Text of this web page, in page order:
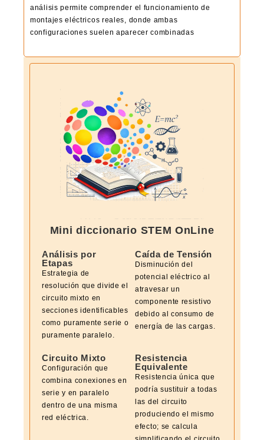
análisis permite comprender el funcionamiento de
montajes eléctricos reales, donde ambas
configuraciones suelen aparecer combinadas
Mini diccionario STEM OnLine
Análisis por
Etapas
Estrategia de
resolución que divide el
circuito mixto en
secciones identificables
como puramente serie o
puramente paralelo.
Caída de Tensión
Disminución del
potencial eléctrico al
atravesar un
componente resistivo
debido al consumo de
energía de las cargas.
Circuito Mixto
Configuración que
combina conexiones en
serie y en paralelo
dentro de una misma
red eléctrica.
Resistencia
Equivalente
Resistencia única que
podría sustituir a todas
las del circuito
produciendo el mismo
efecto; se calcula